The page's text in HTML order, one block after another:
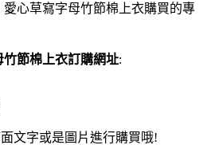
心草寫字母竹節棉上衣購買的專
節棉上衣訂購網址:
文字或是圖片進行購買哦!